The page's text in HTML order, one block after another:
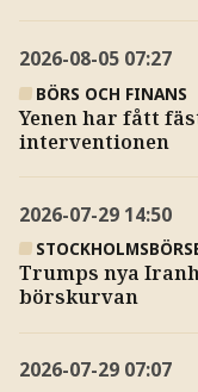
2026-08-05 07:27
BÖRS OCH FINANS
Yenen har fått
interventionen
2026-07-29 14:50
Trumps nya
börskurvan
2026-07-29 07:07